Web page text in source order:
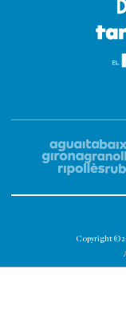
Copyright ©